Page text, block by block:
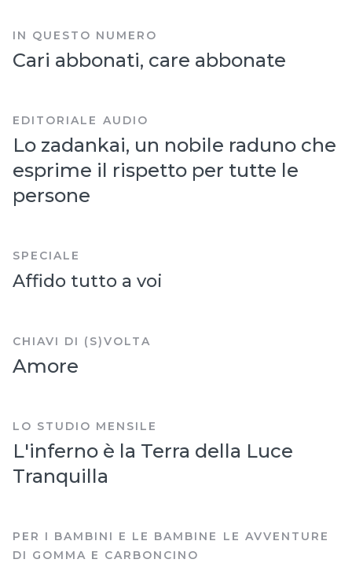
IN QUESTO NUMERO
Cari abbonati, care abbonate
EDITORIALE AUDIO
Lo zadankai, un nobile raduno che
esprime il rispetto per tutte le
persone
SPECIALE
Affido tutto a voi
CHIAVI DI (S)VOLTA
Amore
LO STUDIO MENSILE
L'inferno è la Terra della Luce
Tranquilla
PER I BAMBINI E LE BAMBINE
LE AVVENTURE
DI GOMMA E CARBONCINO